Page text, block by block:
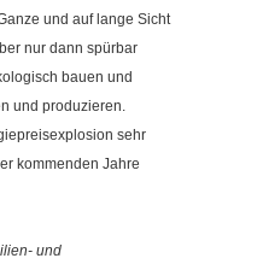
und auf lange Sicht
nur dann spürbar
bauen und
und produzieren.
sehr
kommenden Jahre
und